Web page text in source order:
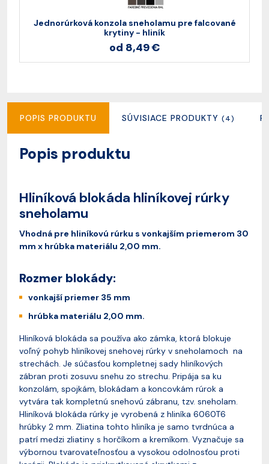
Jednorúrková konzola sneholamu pre falcované
krytiny - hliník
od 8,49 €
POPIS PRODUKTU SÚVISIACE PRODUKTY (4)
Popis produktu
Hliníková blokáda hliníkovej rúrky
sneholamu
Vhodná pre hliníkovú rúrku s vonkajším priemerom 30
mm x hrúbka materiálu 2,00 mm.
Rozmer blokády:
vonkajší priemer 35 mm
hrúbka materiálu 2,00 mm.
Hliníková blokáda sa používa ako zámka, ktorá blokuje
voľný pohyb hliníkovej snehovej rúrky v sneholamoch na
strechách. Je súčasťou kompletnej sady hliníkových
zábran proti zosuvu snehu zo strechu. Pripája sa ku
konzolám, spojkám, blokádam a koncovkám rúrok a
vytvára tak kompletnú snehovú zábranu, tzv. sneholam.
Hliníková blokáda rúrky je vyrobená z hliníka 6060T6
hrúbky 2 mm. Zliatina tohto hliníka je samo tvrdnúca a
patrí medzi zliatiny s horčíkom a kremíkom. Vyznačuje sa
výbornou tvarovateľnosťou a vysokou odolnosťou proti